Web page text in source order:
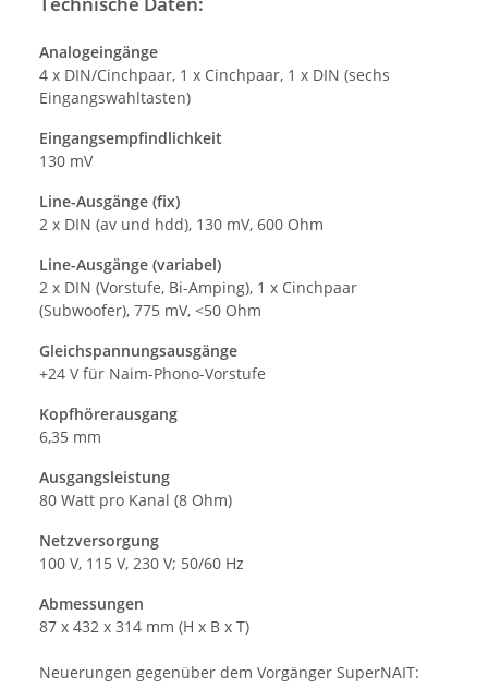
Analogeingänge
4 x DIN/Cinchpaar, 1 x Cinchpaar, 1 x DIN (sechs
Eingangswahltasten)
Eingangsempfindlichkeit
130 mV
Line-Ausgänge (fix)
2 x DIN (av und hdd), 130 mV, 600 Ohm
Line-Ausgänge (variabel)
2 x DIN (Vorstufe, Bi-Amping), 1 x Cinchpaar
(Subwoofer), 775 mV, <50 Ohm
Gleichspannungsausgänge
+24 V für Naim-Phono-Vorstufe
Kopfhörerausgang
6,35 mm
Ausgangsleistung
80 Watt pro Kanal (8 Ohm)
Netzversorgung
100 V, 115 V, 230 V; 50/60 Hz
Abmessungen
87 x 432 x 314 mm (H x B x T)
Neuerungen gegenüber dem Vorgänger SuperNAIT: